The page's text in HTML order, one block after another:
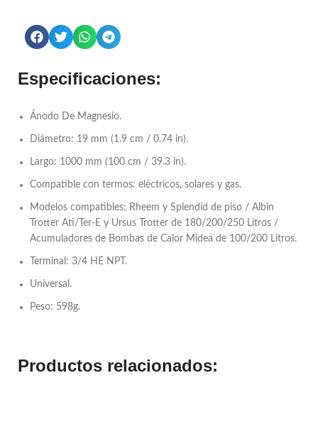
Especificaciones:
Ánodo De Magnesio.
Diámetro: 19 mm (1.9 cm / 0.74 in).
Largo: 1000 mm (100 cm / 39.3 in).
Compatible con termos: eléctricos, solares y gas.
Modelos compatibles: Rheem y Splendid de piso / Albin
Trotter Ati/Ter-E y Ursus Trotter de 180/200/250 Litros /
Acumuladores de Bombas de Calor Midea de 100/200 Litros.
Terminal: 3/4 HE NPT.
Universal.
Peso: 598g.
Productos relacionados: